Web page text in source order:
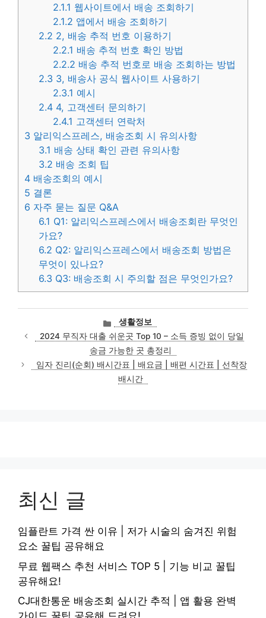
2.1.1 웹사이트에서 배송 조회하기
2.1.2 앱에서 배송 조회하기
2.2 2, 배송 추적 번호 이용하기
2.2.1 배송 추적 번호 확인 방법
2.2.2 배송 추적 번호로 배송 조회하는 방법
2.3 3, 배송사 공식 웹사이트 사용하기
2.3.1 예시
2.4 4, 고객센터 문의하기
2.4.1 고객센터 연락처
3 알리익스프레스, 배송조회 시 유의사항
3.1 배송 상태 확인 관련 유의사항
3.2 배송 조회 팁
4 배송조회의 예시
5 결론
6 자주 묻는 질문 Q&A
6.1 Q1: 알리익스프레스에서 배송조회란 무엇인
가요?
6.2 Q2: 알리익스프레스에서 배송조회 방법은
무엇이 있나요?
6.3 Q3: 배송조회 시 주의할 점은 무엇인가요?
카
테
고
리
생활정보
2024 무직자 대출 쉬운곳 Top 10 – 소득 증빙 없이 당일
송금 가능한 곳 총정리
임자 진리(순회) 배시간표 | 배요금 | 배편 시간표 | 선착장
배시간
최신 글
임플란트 가격 싼 이유 | 저가 시술의 숨겨진 위험
요소 꿀팁 공유해요
무료 웹팩스 추천 서비스 TOP 5 | 기능 비교 꿀팁
공유해요!
CJ대한통운 배송조회 실시간 추적 | 앱 활용 완벽